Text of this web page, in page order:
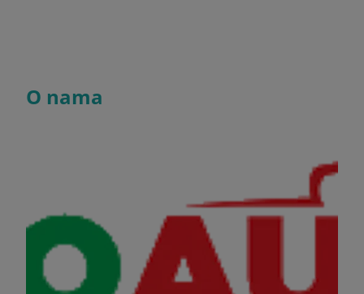
O nama